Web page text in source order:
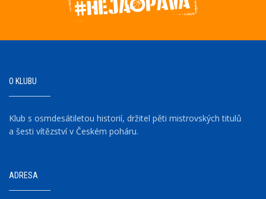
O KLUBU
Klub s osmdesátiletou historií, držitel pěti mistrovských titulů
a šesti vítězství v Českém poháru.
ADRESA